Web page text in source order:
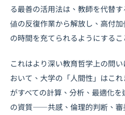
る最善の活用法は、教師を代替
値の反復作業から解放し、高付
の時間を充てられるようにするこ
これはより深い教育哲学上の問
おいて、大学の「人間性」はこ
がすべての計算、分析、最適化
の資質――共感、倫理的判断、審